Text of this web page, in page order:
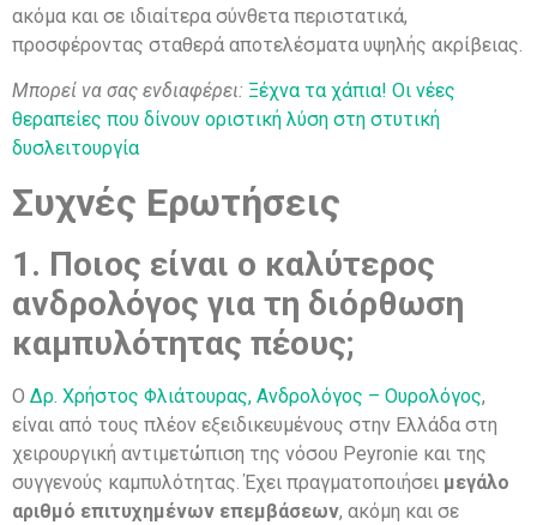
ακόμα και σε ιδιαίτερα σύνθετα περιστατικά,
προσφέροντας σταθερά αποτελέσματα υψηλής ακρίβειας.
Μπορεί να σας ενδιαφέρει: Ξέχνα τα χάπια! Οι νέες
θεραπείες που δίνουν οριστική λύση στη στυτική
δυσλειτουργία
Συχνές Ερωτήσεις
1. Ποιος είναι ο καλύτερος
ανδρολόγος για τη διόρθωση
καμπυλότητας πέους;
Ο Δρ. Χρήστος Φλιάτουρας, Ανδρολόγος – Ουρολόγος,
είναι από τους πλέον εξειδικευμένους στην Ελλάδα στη
χειρουργική αντιμετώπιση της νόσου Peyronie και της
συγγενούς καμπυλότητας. Έχει πραγματοποιήσει μεγάλο
αριθμό επιτυχημένων επεμβάσεων, ακόμη και σε